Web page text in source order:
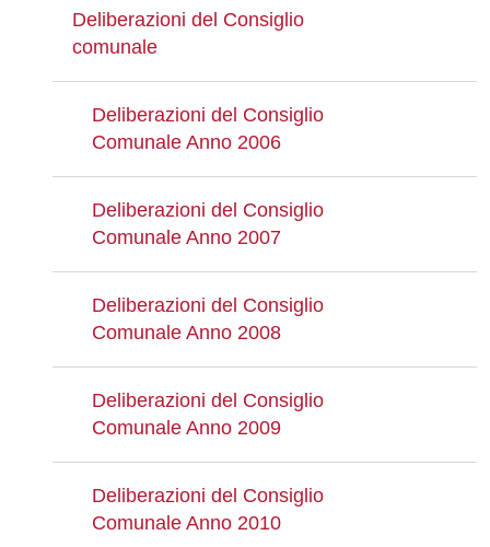
Deliberazioni del Consiglio
comunale
Deliberazioni del Consiglio
Comunale Anno 2006
Deliberazioni del Consiglio
Comunale Anno 2007
Deliberazioni del Consiglio
Comunale Anno 2008
Deliberazioni del Consiglio
Comunale Anno 2009
Deliberazioni del Consiglio
Comunale Anno 2010